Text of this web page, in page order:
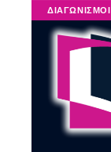
ΔΙΑΓΩΝΙΣΜΟΙ